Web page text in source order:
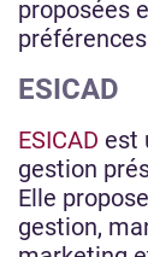
proposées
ESICAD
ESICAD est
gestion
Elle
gestion,